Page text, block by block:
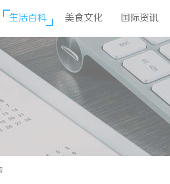
生活百科 美食文化 国际资讯